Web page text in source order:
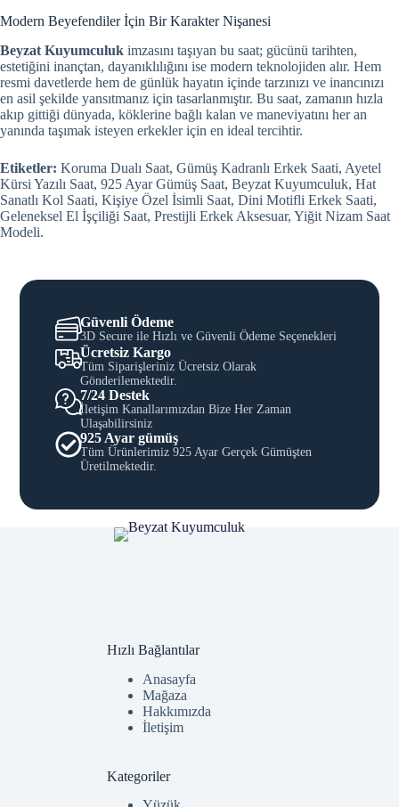
Modern Beyefendiler İçin Bir Karakter Nişanesi
Beyzat Kuyumculuk imzasını taşıyan bu saat; gücünü tarihten,
estetiğini inançtan, dayanıklılığını ise modern teknolojiden alır. Hem
resmi davetlerde hem de günlük hayatın içinde tarzınızı ve inancınızı
en asil şekilde yansıtmanız için tasarlanmıştır. Bu saat, zamanın hızla
akıp gittiği dünyada, köklerine bağlı kalan ve maneviyatını her an
yanında taşımak isteyen erkekler için en ideal tercihtir.
Etiketler: Koruma Dualı Saat, Gümüş Kadranlı Erkek Saati, Ayetel
Kürsi Yazılı Saat, 925 Ayar Gümüş Saat, Beyzat Kuyumculuk, Hat
Sanatlı Kol Saati, Kişiye Özel İsimli Saat, Dini Motifli Erkek Saati,
Geleneksel El İşçiliği Saat, Prestijli Erkek Aksesuar, Yiğit Nizam Saat
Modeli.
Güvenli Ödeme
3D Secure ile Hızlı ve Güvenli Ödeme Seçenekleri
Ücretsiz Kargo
Tüm Siparişleriniz Ücretsiz Olarak
Gönderilemektedir.
7/24 Destek
İletişim Kanallarımızdan Bize Her Zaman
Ulaşabilirsiniz
925 Ayar gümüş
Tüm Ürünlerimiz 925 Ayar Gerçek Gümüşten
Üretilmektedir.
Hızlı Bağlantılar
Anasayfa
Mağaza
Hakkımızda
İletişim
Kategoriler